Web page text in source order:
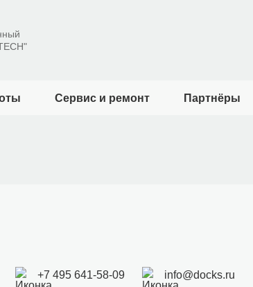
Сервис и ремонт Партнёры
+7 495 641-58-09
info@docks.ru